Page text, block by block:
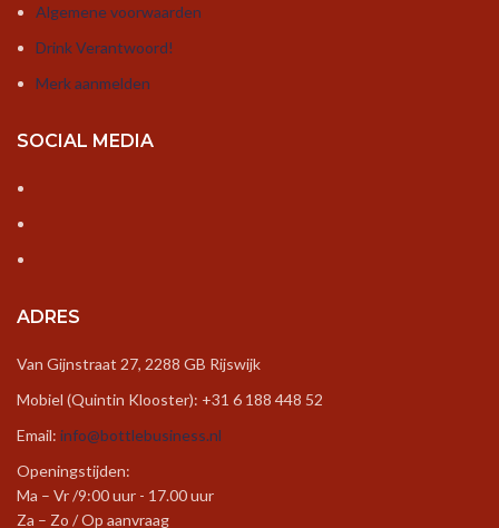
Algemene voorwaarden
Drink Verantwoord!
Merk aanmelden
SOCIAL MEDIA
ADRES
Van Gijnstraat 27, 2288 GB Rijswijk
Mobiel (Quintin Klooster): +31 6 188 448 52
Email: info@bottlebusiness.nl
Openingstijden:
Ma – Vr /9:00 uur - 17.00 uur
Za – Zo / Op aanvraag